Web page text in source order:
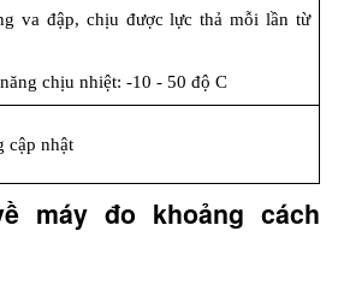
va đập, chịu được lực thả mỗi lần từ
chịu nhiệt: -10 - 50 độ C
cập nhật
máy đo khoảng cách